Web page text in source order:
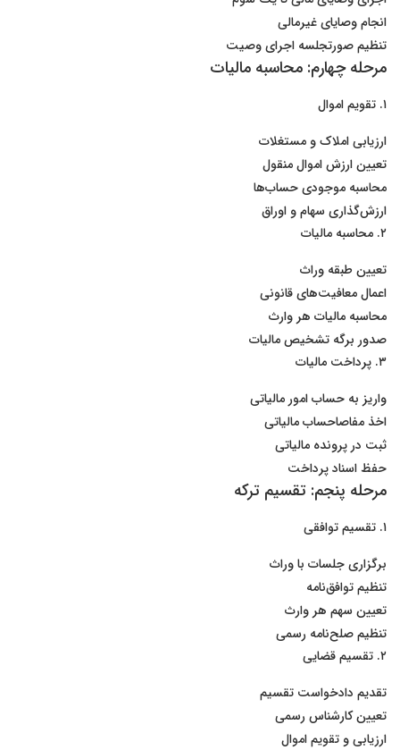
انجام وصایای غیرمالی
تنظیم صورتجلسه اجرای وصیت
مرحله چهارم: محاسبه مالیات
۱. تقویم اموال
ارزیابی املاک و مستغلات
تعیین ارزش اموال منقول
محاسبه موجودی حساب‌ها
ارزش‌گذاری سهام و اوراق
۲. محاسبه مالیات
تعیین طبقه وراث
اعمال معافیت‌های قانونی
محاسبه مالیات هر وارث
صدور برگه تشخیص مالیات
۳. پرداخت مالیات
واریز به حساب امور مالیاتی
اخذ مفاصاحساب مالیاتی
ثبت در پرونده مالیاتی
حفظ اسناد پرداخت
مرحله پنجم: تقسیم ترکه
۱. تقسیم توافقی
برگزاری جلسات با وراث
تنظیم توافق‌نامه
تعیین سهم هر وارث
تنظیم صلح‌نامه رسمی
۲. تقسیم قضایی
تقدیم دادخواست تقسیم
تعیین کارشناس رسمی
ارزیابی و تقویم اموال